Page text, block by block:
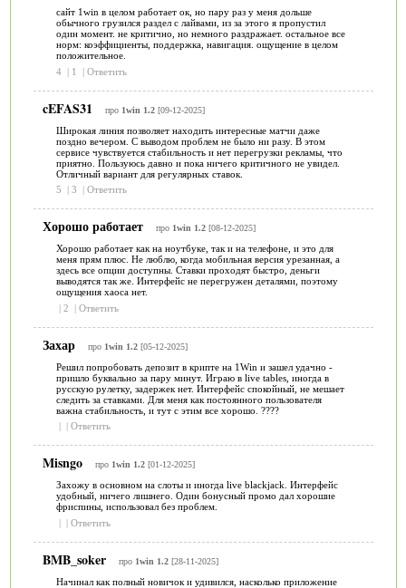
сайт 1win в целом работает ок, но пару раз у меня дольше
обычного грузился раздел с лайвами, из за этого я пропустил
один момент. не критично, но немного раздражает. остальное все
норм: коэффициенты, поддержка, навигация. ощущение в целом
положительное.
4 | 1 | Ответить
cEFAS31 про 1win 1.2[09-12-2025]
Широкая линия позволяет находить интересные матчи даже
поздно вечером. С выводом проблем не было ни разу. В этом
сервисе чувствуется стабильность и нет перегрузки рекламы, что
приятно. Пользуюсь давно и пока ничего критичного не увидел.
Отличный вариант для регулярных ставок.
5
| 3 | Ответить
Хорошо работает про 1win 1.2[08-12-2025]
Хорошо работает как на ноутбуке, так и на телефоне, и это для
меня прям плюс. Не люблю, когда мобильная версия урезанная, а
здесь все опции доступны. Ставки проходят быстро, деньги
выводятся так же. Интерфейс не перегружен деталями, поэтому
ощущения хаоса нет.
| 2 | Ответить
Захар про 1win 1.2[05-12-2025]
Решил попробовать депозит в крипте на 1Win и зашел удачно -
пришло буквально за пару минут. Играю в live tables, иногда в
русскую рулетку, задержек нет. Интерфейс спокойный, не мешает
следить за ставками. Для меня как постоянного пользователя
важна стабильность, и тут с этим все хорошо. ????
| | Ответить
Misngo про 1win 1.2[01-12-2025]
Захожу в основном на слоты и иногда live blackjack. Интерфейс
удобный, ничего лишнего. Один бонусный промо дал хорошие
фриспины, использовал без проблем.
| | Ответить
BMB_soker про 1win 1.2[28-11-2025]
Начинал как полный новичок и удивился, насколько приложение